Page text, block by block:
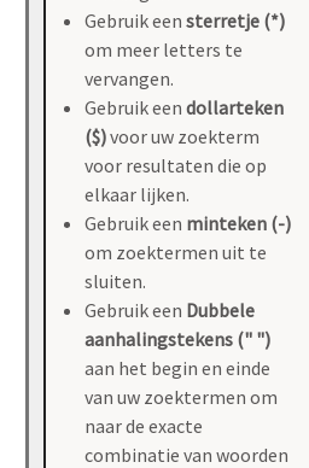
Gebruik een sterretje (*)
om meer letters te
vervangen.
Gebruik een dollarteken
($)voor uw zoekterm
voor resultaten die op
elkaar lijken.
Gebruik een minteken (-)
om zoektermen uit te
sluiten.
Gebruik een Dubbele
aanhalingstekens (" ")
aan het begin en einde
van uw zoektermen om
naar de exacte
combinatie van woorden